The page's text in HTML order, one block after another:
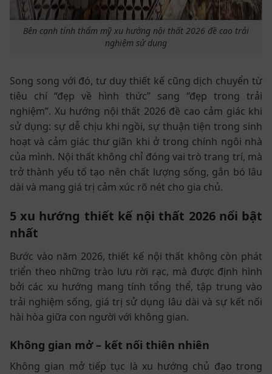
Bên cạnh tính thẩm mỹ xu hướng nội thất 2026 đề cao trải
nghiệm sử dụng
Song song với đó, tư duy thiết kế cũng dịch chuyển từ
tiêu chí “đẹp về hình thức” sang “đẹp trong trải
nghiệm”. Xu hướng nội thất 2026 đề cao cảm giác khi
sử dụng: sự dễ chịu khi ngồi, sự thuận tiện trong sinh
hoạt và cảm giác thư giãn khi ở trong chính ngôi nhà
của mình. Nội thất không chỉ đóng vai trò trang trí, mà
trở thành yếu tố tạo nên chất lượng sống, gắn bó lâu
dài và mang giá trị cảm xúc rõ nét cho gia chủ.
5 xu hướng thiết kế nội thất 2026 nổi bật
nhất
Bước vào năm 2026, thiết kế nội thất không còn phát
triển theo những trào lưu rời rạc, mà được định hình
bởi các xu hướng mang tính tổng thể, tập trung vào
trải nghiệm sống, giá trị sử dụng lâu dài và sự kết nối
hài hòa giữa con người với không gian.
Không gian mở – kết nối thiên nhiên
Không gian mở tiếp tục là xu hướng chủ đạo trong